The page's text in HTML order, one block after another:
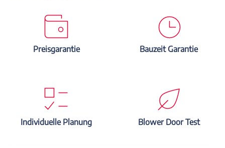
Preisgarantie Bauzeit Garantie
Individuelle Planung Blower Door Test